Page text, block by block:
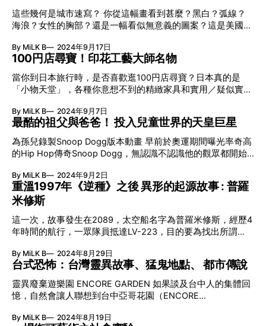
Romain Gavras執導，於聞名海外的「山寨巴黎」進行拍攝。
「山寨巴黎」是由某中國建商在杭州開發之大型樓盤，原名
為人知，城內充滿模仿巴黎風格的傳統建築及陳設，如香榭麗
舍大道及巴黎戰神廣場，
立，致力推廣電影和影視文化，總部位於倫敦。它亦是每年
BFI London Film Festival的主辦機構。位於倫敦泰晤士河南邊
的BFI Southbank大家可能去得比較多，因為這裡不單有電影
院、圖書館、餐廳酒吧，同時還經常舉辦不同活動。而附近的
BFI IMAX更是全球少數能播放70mm IMAX菲林格式的電影院
檔案館」，就像一所電影基地。它專門負責收集、保存、修
復，並建立不同平台去分享電影史上各類珍貴的影片。BFI 國
這些幾何是城市速寫？ 你從這幅畫看到甚麼？黑白？弧線？
海浪？女性的胸部？還是一幅看似無意義的圖案？這是美國著
《Atlantic》。如果你熟悉Ellsworth Kelly的創作，可能一眼便
可認出。他的作品經常使用大面積的單色區塊和簡單的幾何圖
形，辨識度甚高。但假如不了解他的創作意念，你或許會想：
「這些東西都是藝術？」、「他在幹甚麼？」、「這樣的畫我
也可以畫到吧！」那究竟Ellsworth Kelly攪乜東東？ 以
《Atlantic》為例，這幅作品的靈感來自他某次乘坐巴士時閱
讀的經驗。他被窗外的電線桿和街燈投射在書本上的影子深深
便翻到另一頁去記錄下一個剪影，繼而將這些速寫轉移到畫布
上，這就是《Atlantic》的靈感來源。作品採用了兩塊畫板，
神秘感，同時具備開放性，待觀眾自行發掘。 用3種顏色記下
旅途風景 另一幅於1953年創作的《Train Landscape》，是
Ellswor
By MiLK B 2024年9月17日
100円店尋寶！印花工藝大師名物
當你到日本旅行時，是否喜歡逛100円店尋寶？日本真的是
「小物天堂」，各種你意想不到的精緻家具和實用／疑似實用
現了以威廉．莫里斯（William Morris）圖案生產的精品，真
是令人驚喜！ 或許你對William Morris這個名字不太熟悉，但
他的設計圖案你可能早已見過，其中最著名的作品之一便是
「草莓小偷（Strawberry Thief）」。這款設計的靈感來自他
在自家花園看到小鳥偷吃草莓的場景，他設計的圖案充滿古典
美，在世界各地都非常受歡迎。 美術工藝運動領袖：William
Morris 被譽為「美術工藝運動」的領袖之一的William
Morris（1834年-1896年）是19世紀英國維多利亞時代重要的
人物，身兼設計師、詩人、作家和社會行動主義者，並被視為
「美術工藝運動」（Arts and Crafts Movement）的領袖之
一。年輕時的William Morris對中世紀藝術和文學皆有濃厚興
Raphaelite Brotherhood）
By MiLK B 2024年9月7日
最酷的祖父與爸爸！ 投入兒童世界的天皇巨星
為孫兒錄製Snoop Dogg版本動畫 早前於奧運期間曝光率奇高
的Hip Hop傳奇Snoop Dogg，無認識不認識他的觀眾都開始
Hop教父的身段，為孫兒製作兒童音樂錄像頻道
DOGGYLAND。 此YouTube頻道的起點源於Snoop Dogg有見
孫兒喜歡看Cocomelon的兒歌MV和節目，對此他表示非常厭
惡，於是把心一橫，索性製作一個兒童頻道，錄製Snoop
Dogg版本的動畫及童謠，讓孫兒們看看自己的祖父有多酷。
「粉墨登場」聲演紫色史努比狗狗 在DOGGYLAND的動畫當
中，Snoop Dogg「粉墨登場」聲演Bow Wizzle——一頭束了
辮子、雙腳直立的紫色（Barney？）狗狗。 對於這個3D角
色，Snoop Dogg自豪地解說：「Bow Wizzle是一位非凡的
Rapper。你知道孩子們都愛Rap，所以當他帶頭開始Rap的時
候，孩子們都喜歡跟隨他的節奏。他讓這一切變得有趣、酷，
By MiLK B 2024年9月2日
重溫1997年《逆種》之後 異形的起源故事 : 普羅
米修斯
這一次，故事發生在2089，太空船名字為普羅米修斯，經歷4
年時間的航行，一眾隊員抵達LV-223，目的要為找出所謂
善？當然，這就是在三十多年前，讓我們害怕牙肉多過牙齒的
《異形》系列電影的故事藍圖。2012年，首部曲導演列尼史
葛再次那起這個故事的火炬，把時空推到首部曲之前三十多年
（大概也是我們離首部曲這故事的跨度），試圖為大家解開一
些「謎」。當年《回到未來》，米高霍士腳踏AIR MAG，然
而，《異形》薛歌妮韋花一對REEBOK ALIEN STOMPER，卻
By MiLK B 2024年8月29日
台式恐怖：台灣靈異故事、猛鬼地點、 都市傳說
靈異廢棄遊樂園 ENCORE GARDEN 如果談及台中人的集體回
憶，自然會讓人聯想到台中亞哥花園（ENCORE
奇樹，而且當時開幕還有當地唯一的水舞秀及水幕電影，成為
By MiLK B 2024年8月19日